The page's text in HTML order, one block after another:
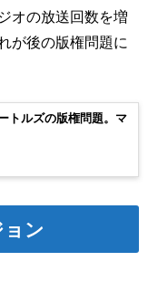
オの放送回数を増
が後の版権問題に
トルズの版権問題。マ
ン